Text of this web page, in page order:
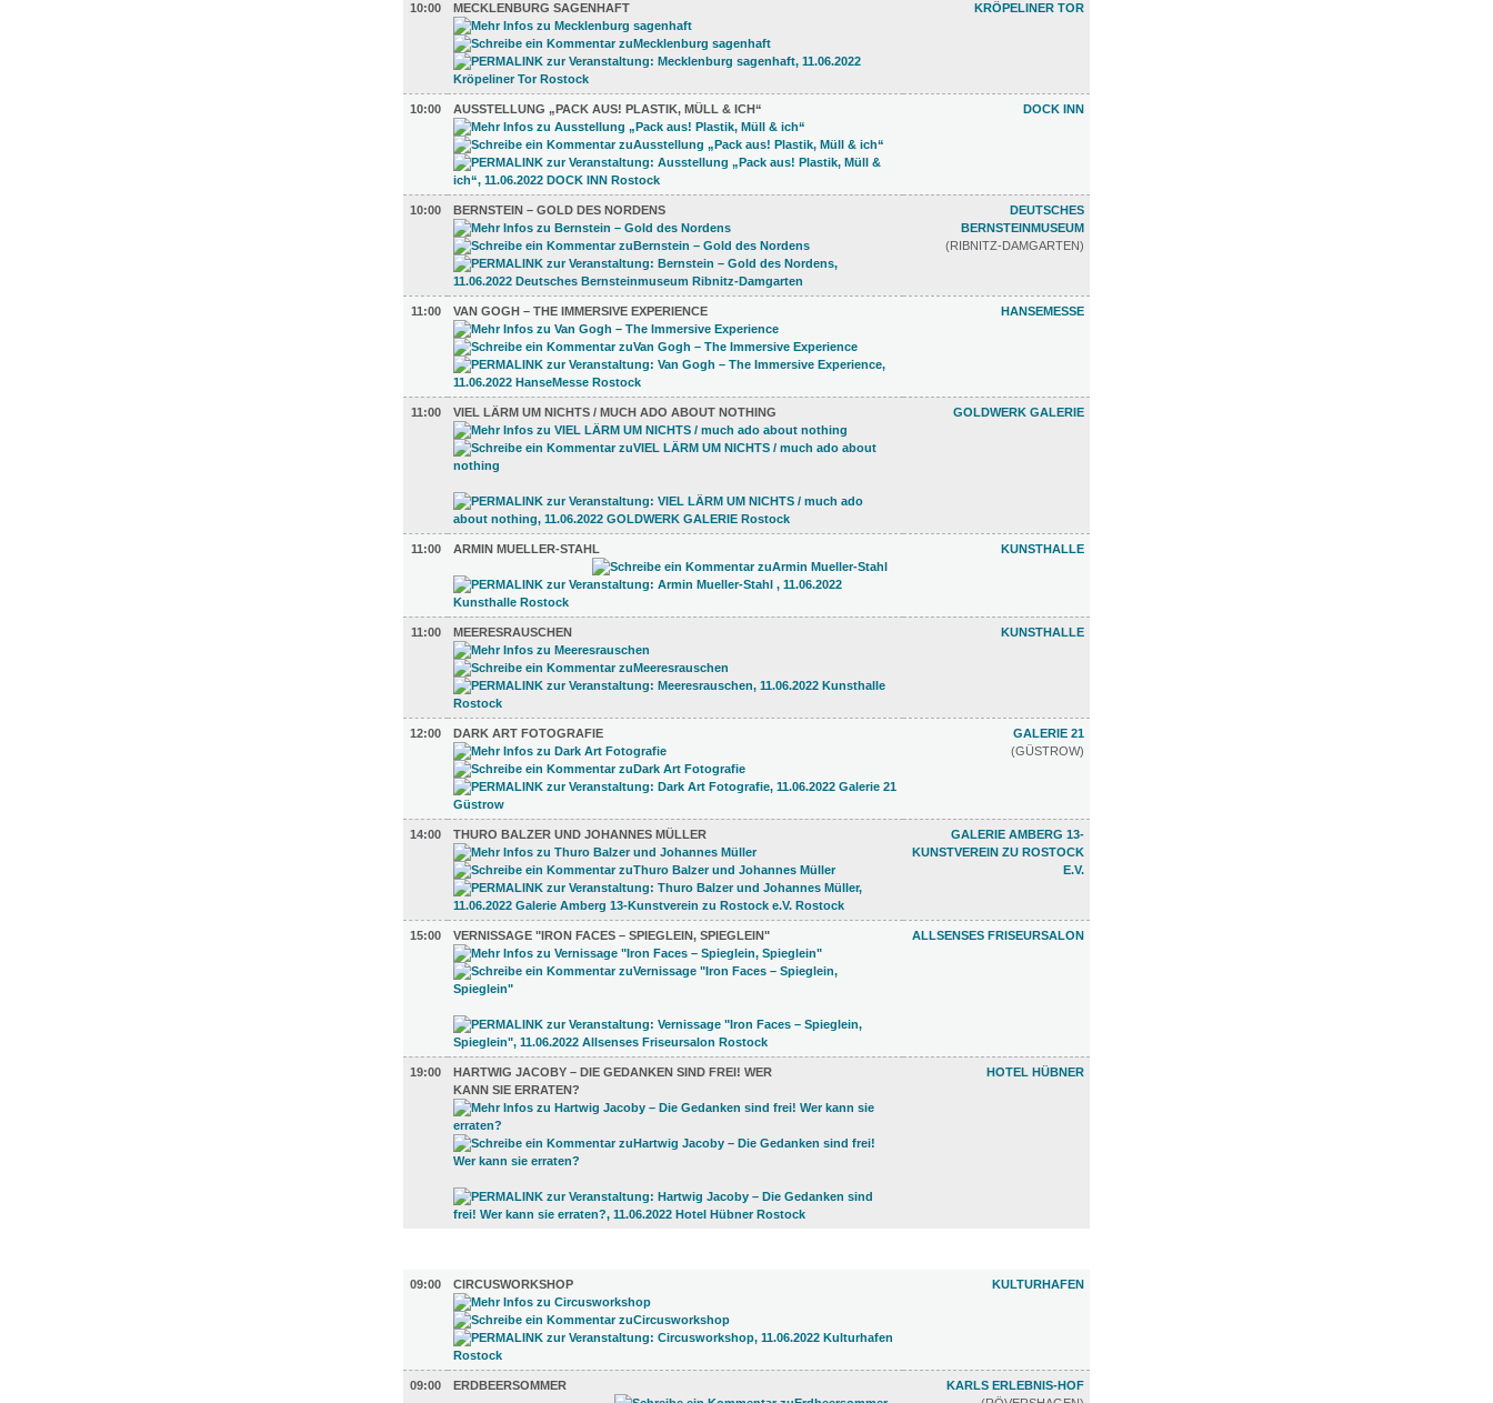
10:00 MECKLENBURG SAGENHAFT KRÖPELINER TOR
10:00 AUSSTELLUNG „PACK AUS! PLASTIK, MÜLL & ICH“ DOCK INN
10:00 BERNSTEIN – GOLD DES NORDENS
DEUTSCHES
BERNSTEINMUSEUM
(RIBNITZ-DAMGARTEN)
11:00 VAN GOGH ­– THE IMMERSIVE EXPERIENCE HANSEMESSE
11:00 VIEL LÄRM UM NICHTS / MUCH ADO ABOUT NOTHING GOLDWERK GALERIE
11:00 ARMIN MUELLER-STAHL KUNSTHALLE
11:00 MEERESRAUSCHEN KUNSTHALLE
12:00 DARK ART FOTOGRAFIE
GALERIE 21
(GÜSTROW)
14:00 THURO BALZER UND JOHANNES MÜLLER
GALERIE AMBERG 13-
KUNSTVEREIN ZU ROSTOCK
E.V.
15:00 VERNISSAGE "IRON FACES – SPIEGLEIN, SPIEGLEIN" ALLSENSES FRISEURSALON
19:00
HARTWIG JACOBY – DIE GEDANKEN SIND FREI! WER
KANN SIE ERRATEN?
HOTEL HÜBNER
09:00
CIRCUSWORKSHOP KULTURHAFEN
09:00 ERDBEERSOMMER
KARLS ERLEBNIS-HOF